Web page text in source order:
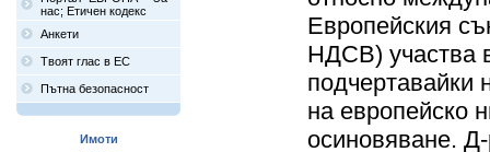
нас; Етичен кодекс
Анкети
Твоят глас в ЕС
Пътна безопасност
Имоти
Европейския
НДСВ) участва
подчертавайки
на европейско
осиновяване.